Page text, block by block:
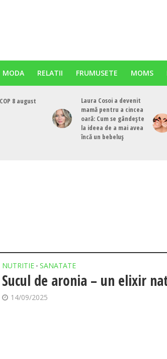
MODA RELATII FRUMUSETE MOMS
8 august
Laura Cosoi a devenit
mamă pentru a cincea
oară: Cum se gândește
la ideea de a mai avea
încă un bebeluș
NUTRITIE • SANATATE
Sucul de aronia – un elixir
14/09/2025